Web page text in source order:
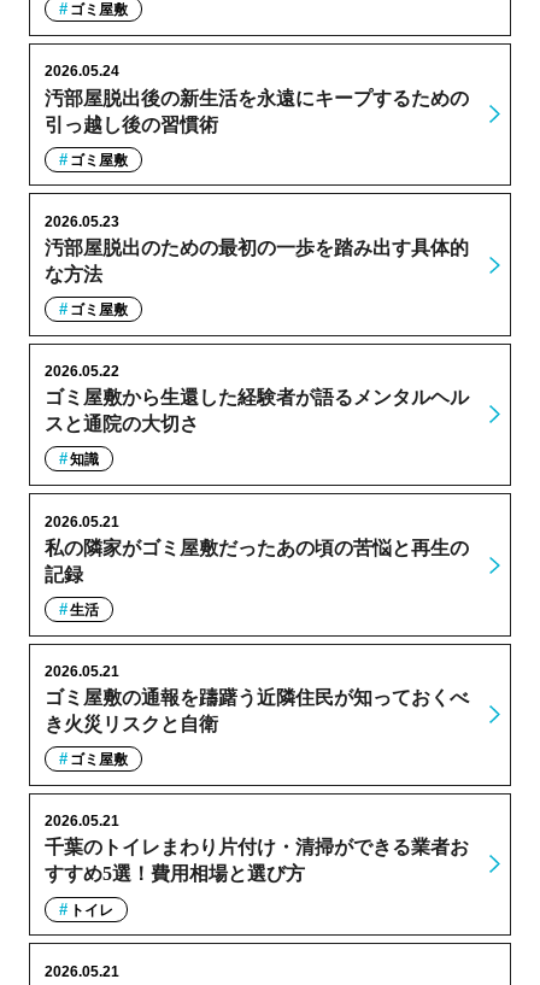
ゴミ屋敷
汚部屋脱出後の新生活を永遠にキープするための
引っ越し後の習慣術
2026.05.24
ゴミ屋敷
汚部屋脱出のための最初の一歩を踏み出す具体的
な方法
2026.05.23
ゴミ屋敷
ゴミ屋敷から生還した経験者が語るメンタルヘル
スと通院の大切さ
2026.05.22
知識
私の隣家がゴミ屋敷だったあの頃の苦悩と再生の
記録
2026.05.21
生活
ゴミ屋敷の通報を躊躇う近隣住民が知っておくべ
き火災リスクと自衛
2026.05.21
ゴミ屋敷
千葉のトイレまわり片付け・清掃ができる業者お
すすめ5選！費用相場と選び方
2026.05.21
トイレ
2026.05.21